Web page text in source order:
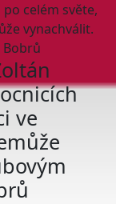
celém světe,
vynachválit.
Bobrů
ve